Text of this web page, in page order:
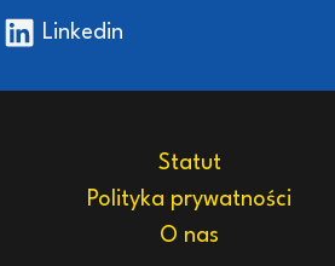
Linkedin
Statut
Polityka prywatności
O nas